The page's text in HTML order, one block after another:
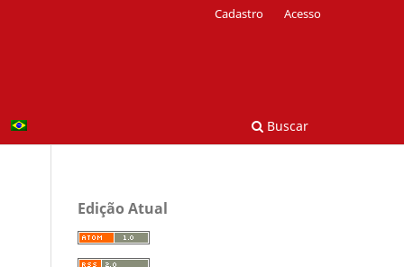
Buscar
Cadastro Acesso
Edição Atual